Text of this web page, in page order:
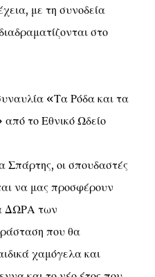
με τη συνοδεία
στο
«Τα Ρόδα και τα
το Εθνικό Ωδείο
Σπάρτης, οι σπουδαστές
να μας προσφέρουν
ΔΩΡΑ των
που θα
χαμόγελα και